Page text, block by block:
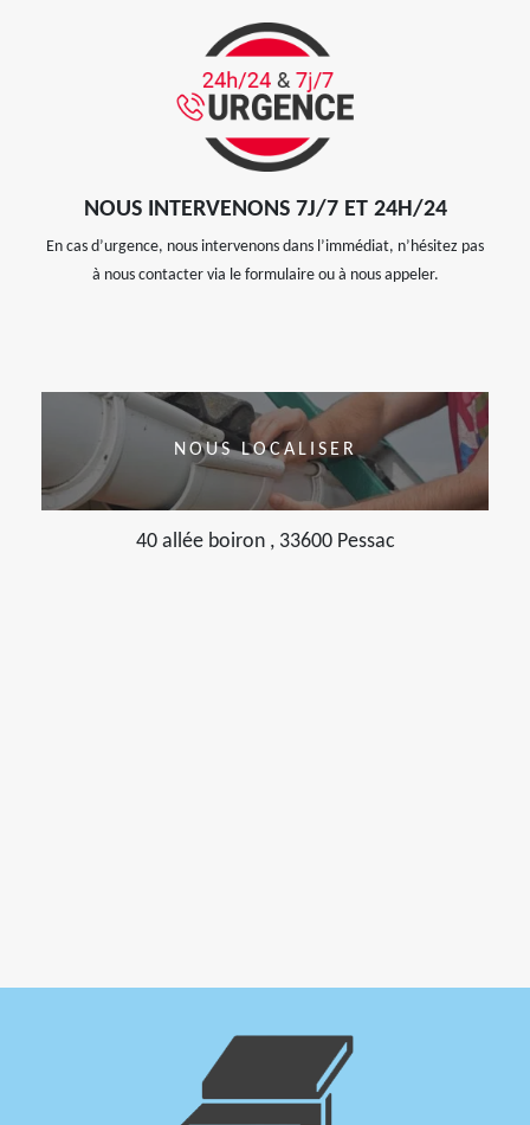
NOUS INTERVENONS 7J/7 ET 24H/24
En cas d’urgence, nous intervenons dans l’immédiat, n’hésitez pas
à nous contacter via le formulaire ou à nous appeler.
NOUS LOCALISER
40 allée boiron , 33600 Pessac